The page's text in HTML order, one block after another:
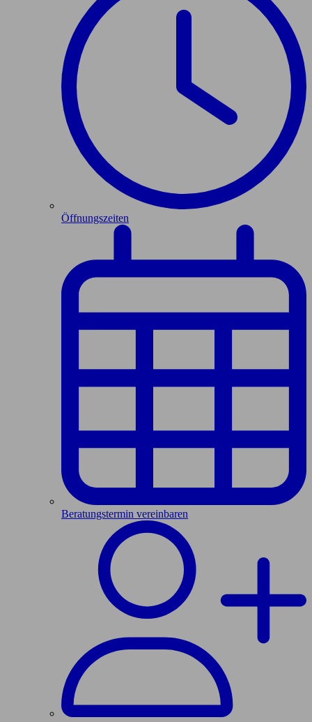
Öffnungszeiten
Beratungstermin vereinbaren